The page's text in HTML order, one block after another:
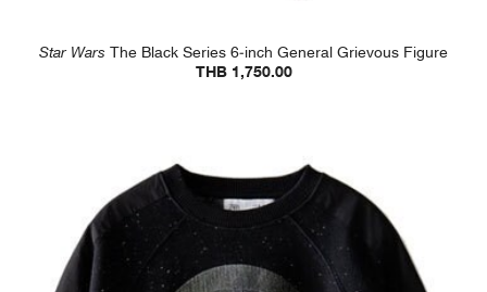
Star Wars The Black Series 6-inch General Grievous Figure
THB 1,750.00